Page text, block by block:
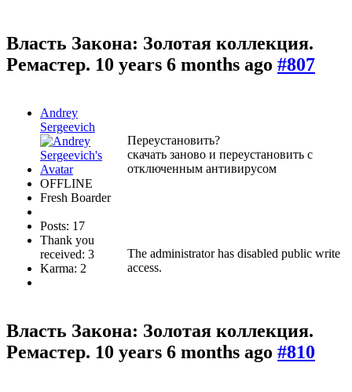
Власть Закона: Золотая коллекция.
Ремастер. 10 years 6 months ago #807
Andrey
Sergeevich
OFFLINE
Fresh Boarder
Posts: 17
Thank you
received: 3
Karma: 2
Переустановить?
скачать заново и переустановить с
отключенным антивирусом
The administrator has disabled public write
access.
Власть Закона: Золотая коллекция.
Ремастер. 10 years 6 months ago #810